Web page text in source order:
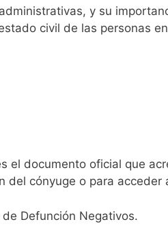
y su
civil de las personas
el documento oficial que
del cónyuge o para acceder
Defunción Negativos.